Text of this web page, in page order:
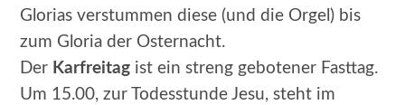
Glorias verstummen diese (und die Orgel) bis
zum Gloria der Osternacht.
Der Karfreitag ist ein streng gebotener Fasttag.
Um 15.00, zur Todesstunde Jesu, steht im